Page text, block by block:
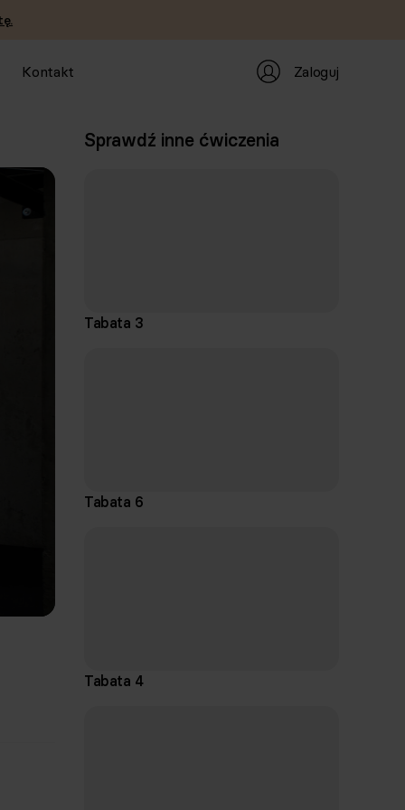
Kontakt Zaloguj
Sprawdź inne ćwiczenia
Tabata 3
Tabata 6
Tabata 4